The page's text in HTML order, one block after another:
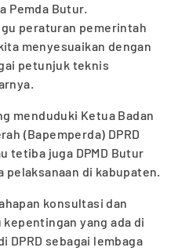
Pemda Butur.
peraturan pemerintah
menyesuaikan dengan
petunjuk teknis
menduduki Ketua Badan
(Bapemperda) DPRD
tetiba juga DPMD Butur
di kabupaten.
konsultasi dan
yang ada di
DPRD sebagai lembaga